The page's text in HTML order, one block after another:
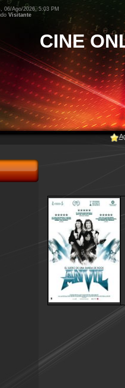
06/Ago/2026, 5:03 PM
Visitante
CINE